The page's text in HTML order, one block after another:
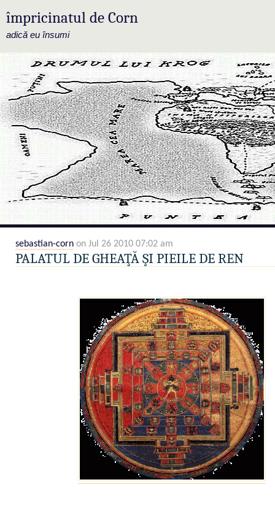
împricinatul de Corn
adică eu însumi
sebastian-corn on Jul 26 2010 07:02 am
PALATUL DE GHEAŢĂ ŞI PIEILE DE REN